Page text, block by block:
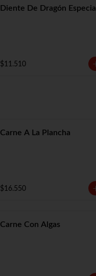
Diente De Dragón Especial
$11.510
Carne A La Plancha
$16.550
Carne Con Algas